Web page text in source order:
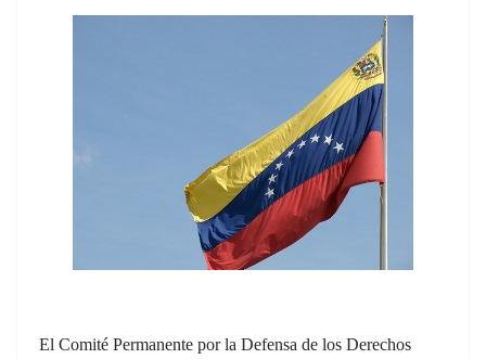
El Comité Permanente por la Defensa de los Derechos